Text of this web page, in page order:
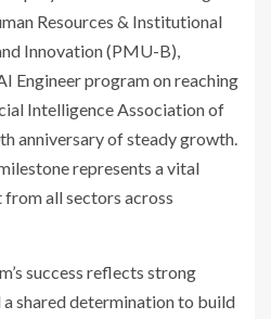
Resources & Institutional
Innovation (PMU-B),
Engineer program on reaching
Intelligence Association of
anniversary of steady growth.
represents a vital
all sectors across
success reflects strong
shared determination to build